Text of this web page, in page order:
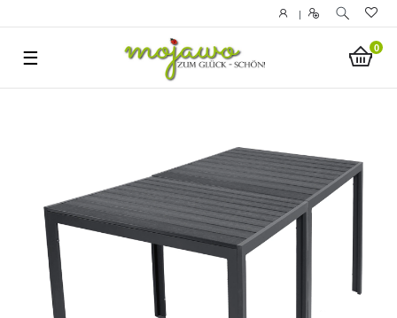
|
0
☰